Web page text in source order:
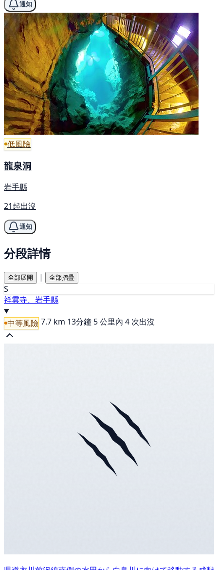
通知
低風險
龍泉洞
岩手縣
21起出沒
通知
分段詳情
全部展開 | 全部摺疊
S
祥雲寺、岩手縣
中等風險 7.7 km 13分鐘 5 公里內 4 次出沒